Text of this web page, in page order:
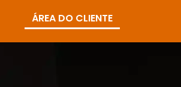
ÁREA DO CLIENTE